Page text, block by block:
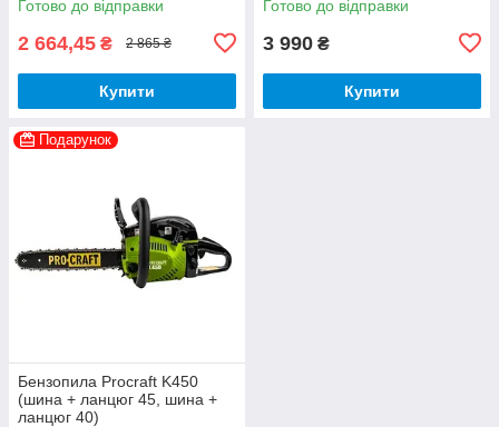
Готово до відправки
2 664,45 ₴ 2 865 ₴
Купити
Готово до відправки
3 990 ₴
Купити
Подарунок
Бензопила Procraft K450
(шина + ланцюг 45, шина +
ланцюг 40)